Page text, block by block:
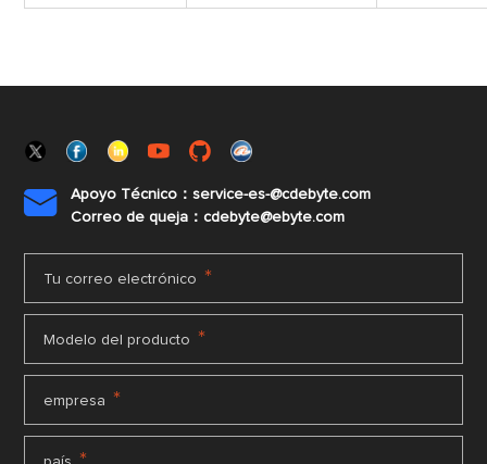

Apoyo Técnico：service-es-@cdebyte.com
Correo de queja：cdebyte@ebyte.com
Tu correo electrónico *
Modelo del producto *
empresa *